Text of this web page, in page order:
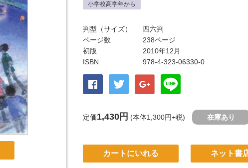
小学校高学年から
判型（サイズ）
四六判
ページ数
238ページ
初版
2010年12月
ISBN
978-4-323-06330-0
定価1,430円 (本体1,300円+税) 在庫あり
カートにいれる ネット書